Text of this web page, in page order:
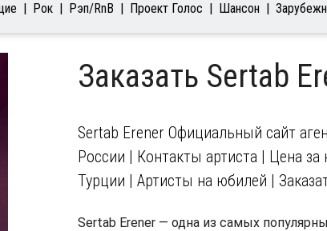
Рок Рэп/RnB Проект Голос Шансон
Заказать Sertab
Sertab Erener Официальный сайт
России | Контакты артиста | Цена
Турции | Артисты на юбилей |
Sertab Erener — одна из самых